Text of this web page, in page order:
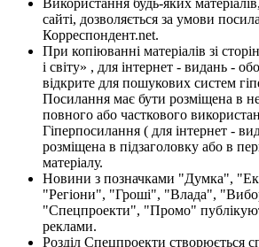
сайті, дозволяється за умови
Корреспондент.net.
При копіюванні матеріалів зі
і світу» , для інтернет - видань -
відкрите для пошукових систем
Посилання має бути розміщена в
повного або часткового
Гіперпосилання ( для інтернет -
розміщена в підзаголовку або в
матеріалу.
Новини з позначками "Думка",
"Регіони", "Гроші", "Влада",
"Спецпроекти", "Промо"
реклами.
Розділ Спецпроекти створюється